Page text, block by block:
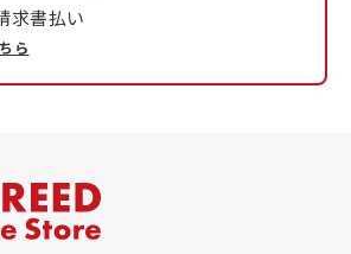
求書払い
ら